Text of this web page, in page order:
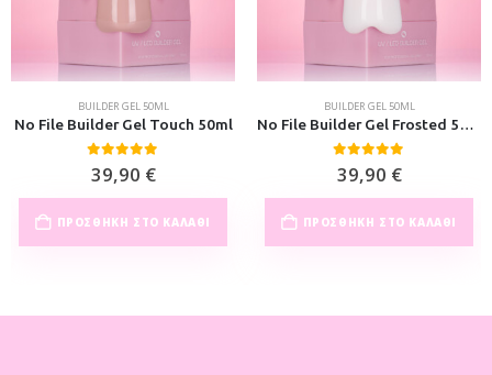
BUILDER GEL 50ML
No File Builder Gel Touch 50ml
0out of 5
39,90 €
ΠΡΟΣΘΉΚΗ ΣΤΟ ΚΑΛΆΘΙ
BUILDER GEL 50ML
No File Builder Gel Frosted 50ml
0out of 5
39,90 €
ΠΡΟΣΘΉΚΗ ΣΤΟ ΚΑΛΆΘΙ